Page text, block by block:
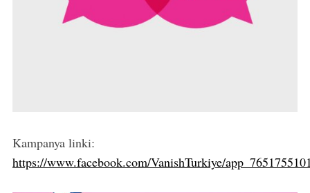
Kampanya linki:
https://www.facebook.com/VanishTurkiye/